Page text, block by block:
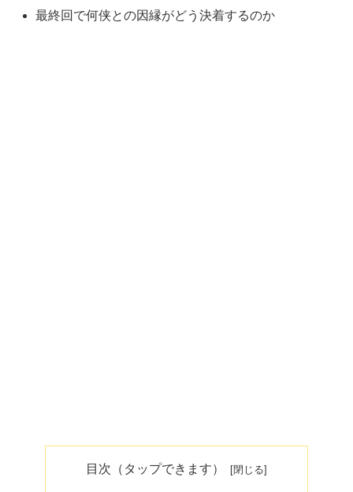
最終回で何侠との因縁がどう決着するのか
目次（タップできます）